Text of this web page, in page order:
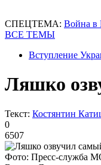
СПЕЦТЕМА: Война в
ВСЕ ТЕМЫ
Вступление
Ляшко
Текст: Костянтин
0
6507
Фото: Пресс-служба